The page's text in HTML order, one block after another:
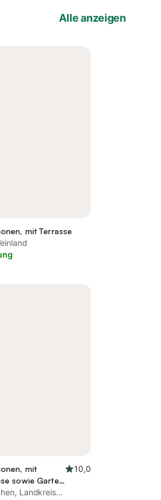
Alle anzeigen
mit Terrasse
mit
sowie Garten
10,0
Landkreis